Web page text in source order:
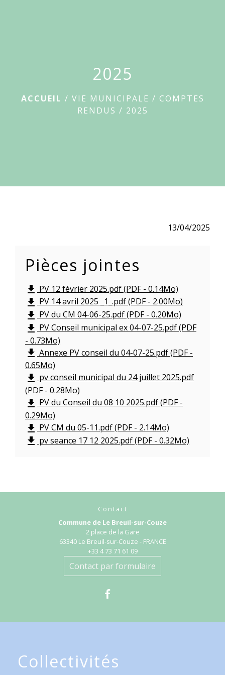
2025
ACCUEIL / VIE MUNICIPALE / COMPTES
RENDUS / 2025
13/04/2025
Pièces jointes
file_download PV 12 février 2025.pdf (PDF - 0.14Mo)
file_download PV 14 avril 2025 _1_.pdf (PDF - 2.00Mo)
file_download PV du CM 04-06-25.pdf (PDF - 0.20Mo)
file_download PV Conseil municipal ex 04-07-25.pdf (PDF
- 0.73Mo)
file_download Annexe PV conseil du 04-07-25.pdf (PDF -
0.65Mo)
file_download pv conseil municipal du 24 juillet 2025.pdf
(PDF - 0.28Mo)
file_download PV du Conseil du 08 10 2025.pdf (PDF -
0.29Mo)
file_download PV CM du 05-11.pdf (PDF - 2.14Mo)
file_download pv seance 17 12 2025.pdf (PDF - 0.32Mo)
Contact
Commune de Le Breuil-sur-Couze
2 place de la Gare
63340 Le Breuil-sur-Couze - FRANCE
+33 4 73 71 61 09
Contact par formulaire
Collectivités